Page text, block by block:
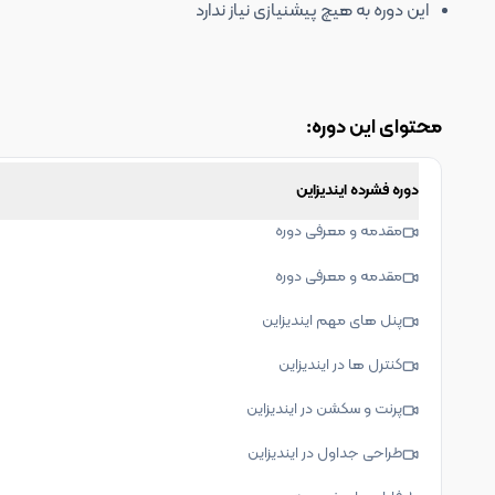
این دوره به هیچ پیشنیازی نیاز ندارد
محتوای این دوره:
دوره فشرده ایندیزاین
مقدمه و معرفی دوره
مقدمه و معرفی دوره
پنل های مهم ایندیزاین
کنترل ها در ایندیزاین
پرنت و سکشن در ایندیزاین
طراحی جداول در ایندیزاین